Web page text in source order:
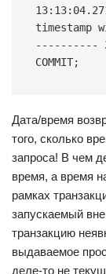
----------
COMMIT;
Дата/время
того, сколько
запроса! В чем
время, а время
рамках
запускаемый
транзакцию
выдаваемое
деле-то не